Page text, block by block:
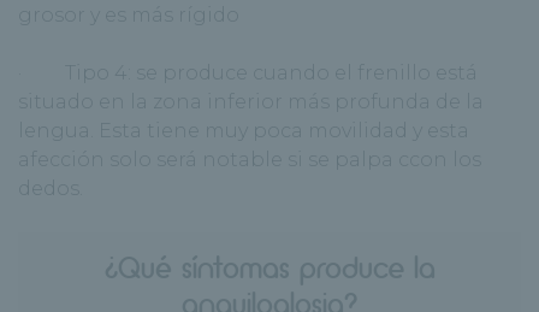
grosor y es más rígido
· Tipo 4: se produce cuando el frenillo está
situado en la zona inferior más profunda de la
lengua. Esta tiene muy poca movilidad y esta
afección solo será notable si se palpa ccon los
dedos.